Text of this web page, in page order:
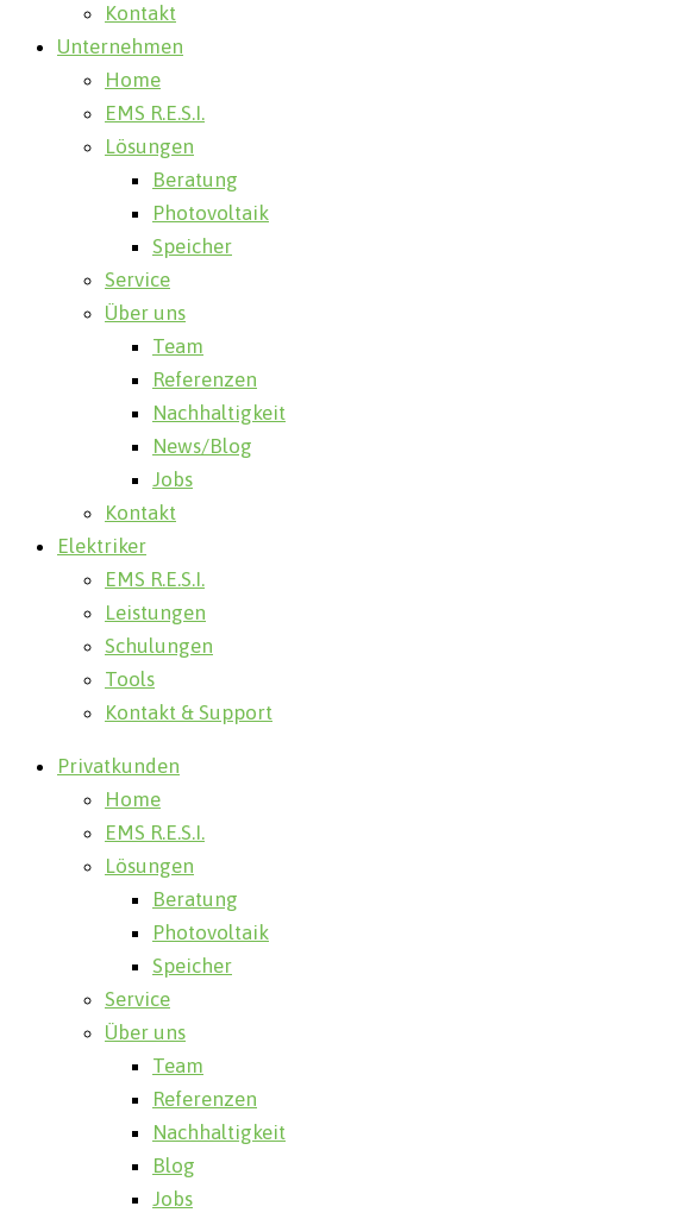
Kontakt
Unternehmen
Home
EMS R.E.S.I.
Lösungen
Beratung
Photovoltaik
Speicher
Service
Über uns
Team
Referenzen
Nachhaltigkeit
News/Blog
Jobs
Kontakt
Elektriker
EMS R.E.S.I.
Leistungen
Schulungen
Tools
Kontakt & Support
Privatkunden
Home
EMS R.E.S.I.
Lösungen
Beratung
Photovoltaik
Speicher
Service
Über uns
Team
Referenzen
Nachhaltigkeit
Blog
Jobs